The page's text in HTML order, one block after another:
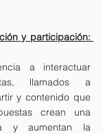
y participación
a interactuar
llamados a
y contenido que
crean una
y aumentan la